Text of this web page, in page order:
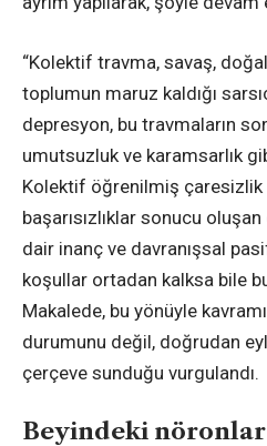
“Kolektif travma, savaş,
toplumun maruz kaldığı
depresyon, bu travmaların
umutsuzluk ve karamsarlık
Kolektif öğrenilmiş çaresizlik
başarısızlıklar sonucu
dair inanç ve davranışsal
koşullar ortadan kalksa bile
Makalede, bu yönüyle
durumunu değil, doğrudan
çerçeve sunduğu vurgulandı.
Beyindeki